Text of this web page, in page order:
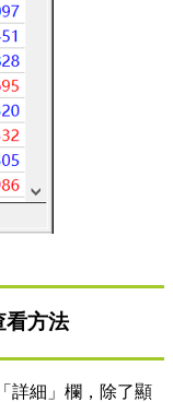
看方法
詳細」欄，除了顯